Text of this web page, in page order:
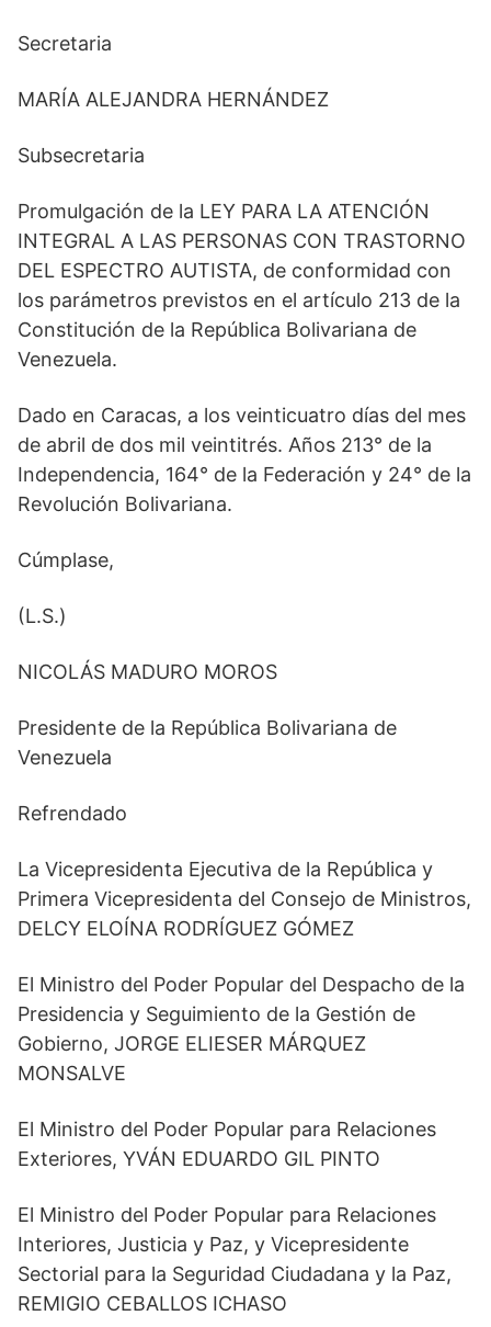
Secretaria
MARÍA ALEJANDRA HERNÁNDEZ
Subsecretaria
Promulgación de la LEY PARA LA ATENCIÓN
INTEGRAL A LAS PERSONAS CON TRASTORNO
DEL ESPECTRO AUTISTA, de conformidad con
los parámetros previstos en el artículo 213 de la
Constitución de la República Bolivariana de
Venezuela.
Dado en Caracas, a los veinticuatro días del mes
de abril de dos mil veintitrés. Años 213° de la
Independencia, 164° de la Federación y 24° de la
Revolución Bolivariana.
Cúmplase,
(L.S.)
NICOLÁS MADURO MOROS
Presidente de la República Bolivariana de
Venezuela
Refrendado
La Vicepresidenta Ejecutiva de la República y
Primera Vicepresidenta del Consejo de Ministros,
DELCY ELOÍNA RODRÍGUEZ GÓMEZ
El Ministro del Poder Popular del Despacho de la
Presidencia y Seguimiento de la Gestión de
Gobierno, JORGE ELIESER MÁRQUEZ
MONSALVE
El Ministro del Poder Popular para Relaciones
Exteriores, YVÁN EDUARDO GIL PINTO
El Ministro del Poder Popular para Relaciones
Interiores, Justicia y Paz, y Vicepresidente
Sectorial para la Seguridad Ciudadana y la Paz,
REMIGIO CEBALLOS ICHASO